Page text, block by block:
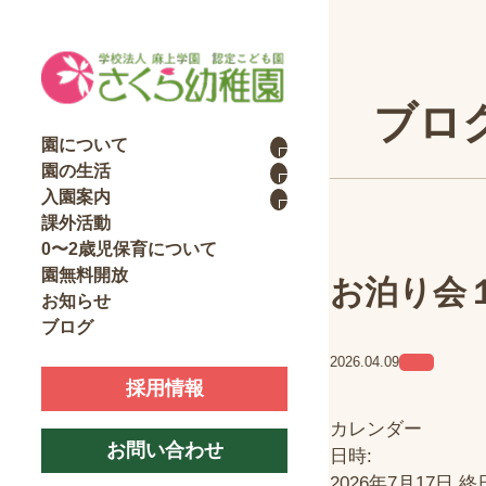
園について
園の生活
入園案内
課外活動
0〜2歳児保育について
園無料開放
お知らせ
ブログ
採用情報
お問い合わせ
ブロ
お泊り会
2026.04.09
カレンダー
日時: